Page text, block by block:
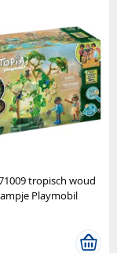
tropisch woud
Playmobil